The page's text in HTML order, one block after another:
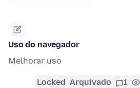
Uso do navegador
Melhorar uso
Locked Arquivado 1